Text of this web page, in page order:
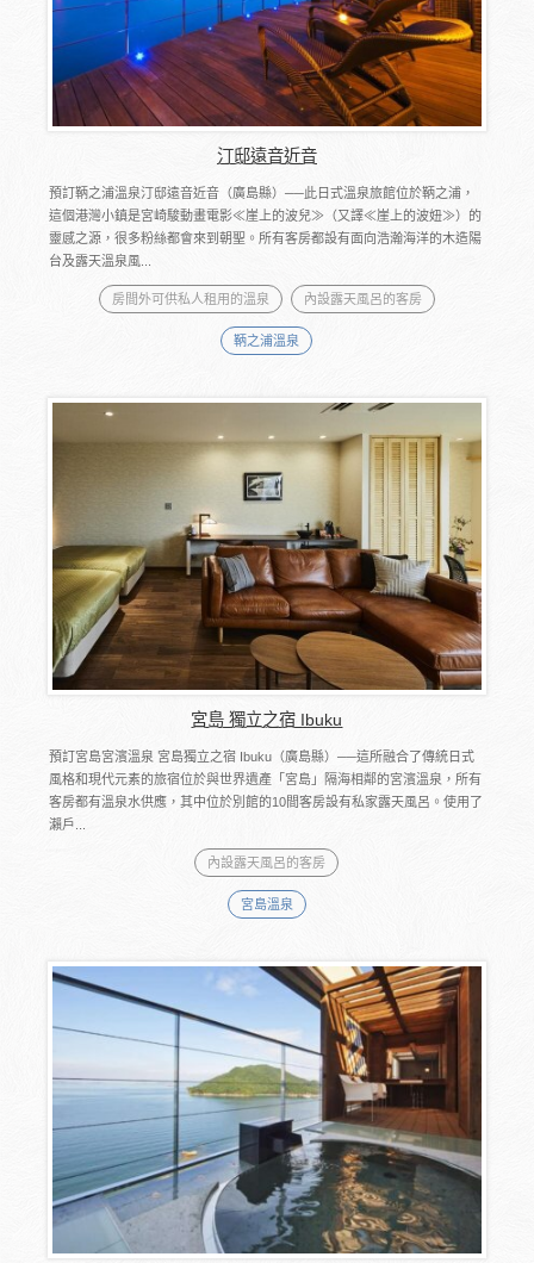
汀邸遠音近音
預訂鞆之浦溫泉汀邸遠音近音（廣島縣）──此日式溫泉旅館位於鞆之浦，
這個港灣小鎮是宮崎駿動畫電影≪崖上的波兒≫（又譯≪崖上的波妞≫）的
靈感之源，很多粉絲都會來到朝聖。所有客房都設有面向浩瀚海洋的木造陽
台及露天溫泉風...
房間外可供私人租用的溫泉 內設露天風呂的客房
鞆之浦溫泉
宮島 獨立之宿 Ibuku
預訂宮島宮濱溫泉 宮島獨立之宿 Ibuku（廣島縣）──這所融合了傳統日式
風格和現代元素的旅宿位於與世界遺產「宮島」隔海相鄰的宮濱溫泉，所有
客房都有溫泉水供應，其中位於別館的10間客房設有私家露天風呂。使用了
瀨戶...
內設露天風呂的客房
宮島溫泉